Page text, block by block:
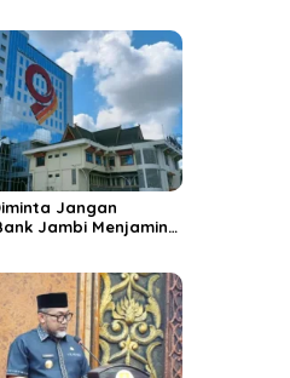
Jangan
Jambi Menjamin